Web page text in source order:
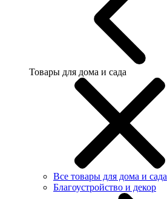
Товары для дома и сада
Все товары для дома и сада
Благоустройство и декор